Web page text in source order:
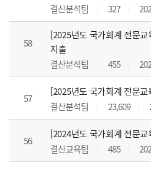
결산분석팀
327
58
[2025년도 국가회계 전문
지출
결산분석팀
455
57
[2025년도 국가회계 전문
결산분석팀
23,609
56
[2024년도 국가회계 전문
결산교육팀
485